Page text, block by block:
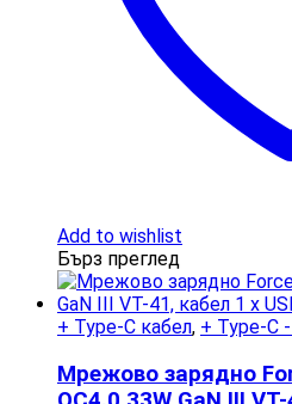
Add to wishlist
Бърз преглед
+ Type-C кабел, + Type-C
Мрежово зарядно